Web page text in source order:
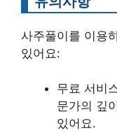
사주풀이를 이용
있어요:
무료 서비
문가의 깊
있어요.